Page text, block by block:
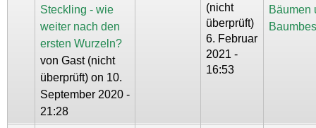
Steckling - wie
weiter nach den
ersten Wurzeln?
von Gast (nicht
überprüft) on 10.
September 2020 -
21:28
(nicht
überprüft)
6. Februar
2021 -
16:53
Bäumen